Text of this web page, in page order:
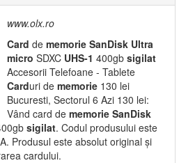
www.olx.ro
Card de memorie SanDisk Ultra
micro SDXC UHS-1 400gb sigilat
Accesorii Telefoane - Tablete
Carduri de memorie 130 lei
Bucuresti, Sectorul 6 Azi 130 lei:
Vând card de memorie SanDisk
sigilat. Codul produsului este
Produsul este absolut original și
cardului.